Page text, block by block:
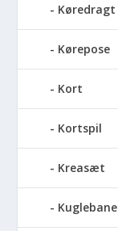
Køredragt
Kørepose
Kort
Kortspil
Kreasæt
Kuglebane